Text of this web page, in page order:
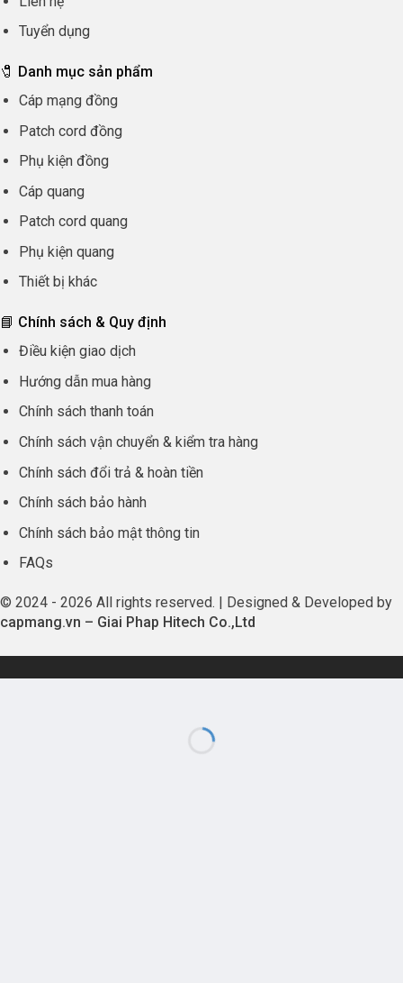
Tuyển dụng
🧷 Danh mục sản phẩm
Cáp mạng đồng
Patch cord đồng
Phụ kiện đồng
Cáp quang
Patch cord quang
Phụ kiện quang
Thiết bị khác
📘 Chính sách & Quy định
Điều kiện giao dịch
Hướng dẫn mua hàng
Chính sách thanh toán
Chính sách vận chuyển & kiểm tra hàng
Chính sách đổi trả & hoàn tiền
Chính sách bảo hành
Chính sách bảo mật thông tin
FAQs
© 2024 - 2026 All rights reserved. | Designed & Developed by
capmang.vn – Giai Phap Hitech Co.,Ltd